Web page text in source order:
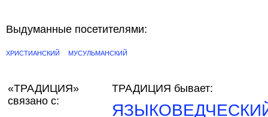
Выдуманные посетителями:
ХРИСТИАНСКИЙ МУСУЛЬМАНСКИЙ
«ТРАДИЦИЯ»
связано с:
ТРАДИЦИЯ бывает: